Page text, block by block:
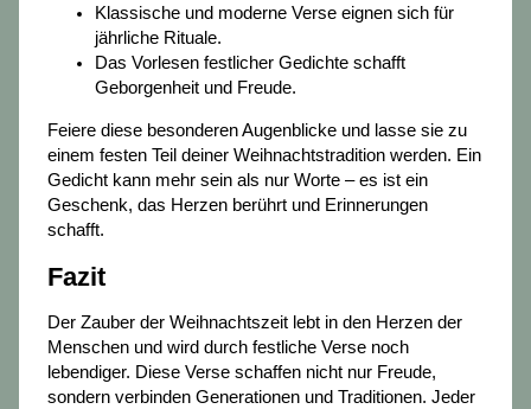
Klassische und moderne Verse eignen sich für
jährliche Rituale.
Das Vorlesen festlicher Gedichte schafft
Geborgenheit und Freude.
Feiere diese besonderen Augenblicke und lasse sie zu
einem festen Teil deiner Weihnachtstradition werden. Ein
Gedicht kann mehr sein als nur Worte – es ist ein
Geschenk, das Herzen berührt und Erinnerungen
schafft.
Fazit
Der Zauber der Weihnachtszeit lebt in den Herzen der
Menschen und wird durch festliche Verse noch
lebendiger. Diese Verse schaffen nicht nur Freude,
sondern verbinden Generationen und Traditionen. Jeder